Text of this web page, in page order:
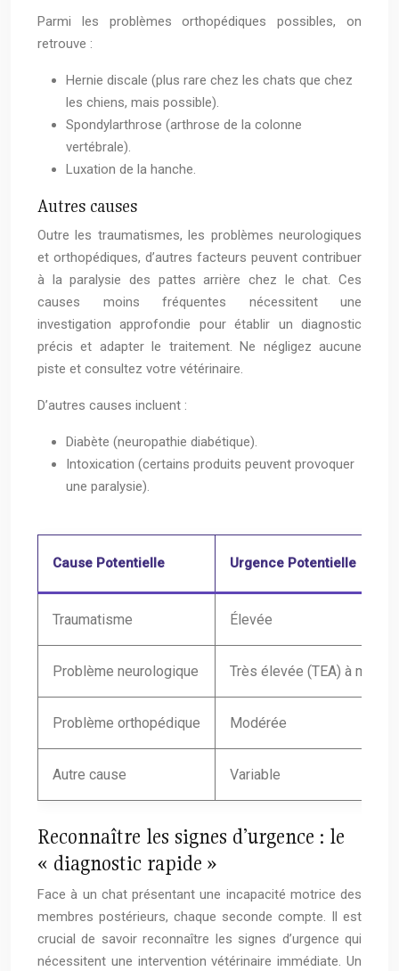
Parmi les problèmes orthopédiques possibles, on
retrouve :
Hernie discale (plus rare chez les chats que chez
les chiens, mais possible).
Spondylarthrose (arthrose de la colonne
vertébrale).
Luxation de la hanche.
Autres causes
Outre les traumatismes, les problèmes neurologiques
et orthopédiques, d’autres facteurs peuvent contribuer
à la paralysie des pattes arrière chez le chat. Ces
causes moins fréquentes nécessitent une
investigation approfondie pour établir un diagnostic
précis et adapter le traitement. Ne négligez aucune
piste et consultez votre vétérinaire.
D’autres causes incluent :
Diabète (neuropathie diabétique).
Intoxication (certains produits peuvent provoquer
une paralysie).
Cause Potentielle Urgence Potentielle
Traumatisme Élevée
Problème neurologique Très élevée (TEA) à
Problème orthopédique Modérée
Autre cause Variable
Reconnaître les signes d’urgence : le
« diagnostic rapide »
Face à un chat présentant une incapacité motrice des
membres postérieurs, chaque seconde compte. Il est
crucial de savoir reconnaître les signes d’urgence qui
nécessitent une intervention vétérinaire immédiate. Un